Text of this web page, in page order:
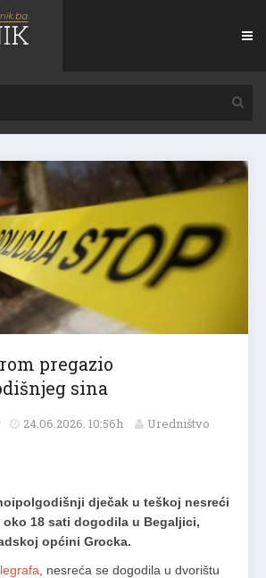
pregazio
sina
24.06.2026. 10:56h Uredništvo
dječak u teškoj nesreći
oko 18 sati dogodila u Begaljici,
općini Grocka.
, nesreća se dogodila u dvorištu